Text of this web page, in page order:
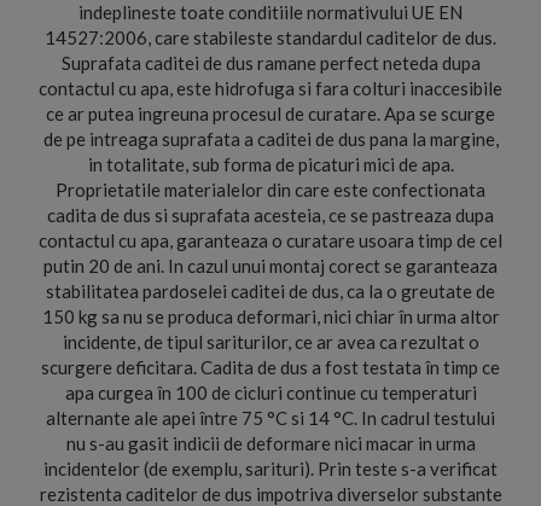
indeplineste toate conditiile normativului UE EN
14527:2006, care stabileste standardul caditelor de dus.
Suprafata caditei de dus ramane perfect neteda dupa
contactul cu apa, este hidrofuga si fara colturi inaccesibile
ce ar putea ingreuna procesul de curatare. Apa se scurge
de pe intreaga suprafata a caditei de dus pana la margine,
in totalitate, sub forma de picaturi mici de apa.
Proprietatile materialelor din care este confectionata
cadita de dus si suprafata acesteia, ce se pastreaza dupa
contactul cu apa, garanteaza o curatare usoara timp de cel
putin 20 de ani. In cazul unui montaj corect se garanteaza
stabilitatea pardoselei caditei de dus, ca la o greutate de
150 kg sa nu se produca deformari, nici chiar în urma altor
incidente, de tipul sariturilor, ce ar avea ca rezultat o
scurgere deficitara. Cadita de dus a fost testata în timp ce
apa curgea în 100 de cicluri continue cu temperaturi
alternante ale apei între 75 °C si 14 °C. In cadrul testului
nu s-au gasit indicii de deformare nici macar in urma
incidentelor (de exemplu, sarituri). Prin teste s-a verificat
rezistenta caditelor de dus impotriva diverselor substante